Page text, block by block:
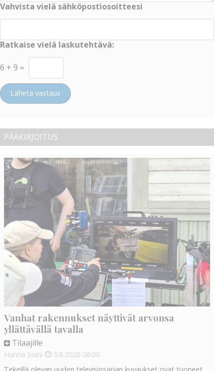
Vahvista vielä sähköpostiosoitteesi
Ratkaise vielä laskutehtävä:
6 + 9 =
Lähetä vastaus
PÄÄKIRJOITUS
Vanhat rakennukset näyttivät arvonsa
yllättävällä tavalla
Tilaajille
Hanna Soini 5.8.2026 06:00